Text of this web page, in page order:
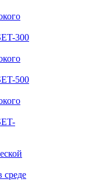
300
500
среде